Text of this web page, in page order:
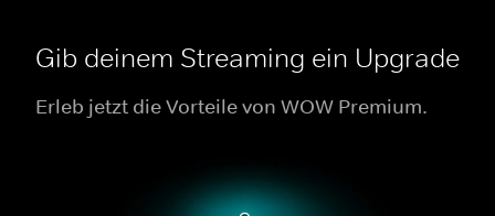
Gib deinem Streaming ein Upgrade
Erleb jetzt die Vorteile von WOW Premium.